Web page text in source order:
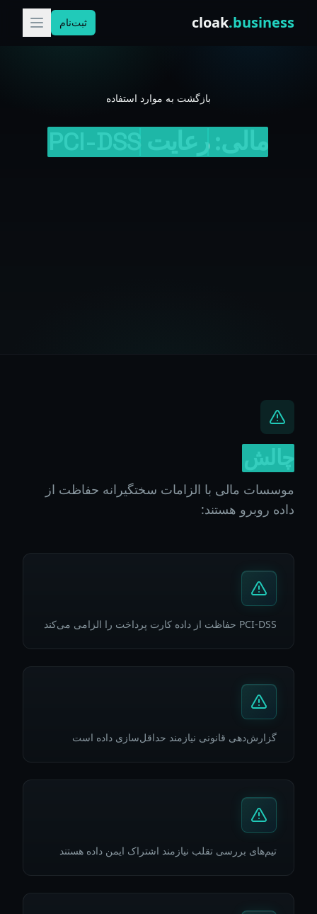
cloak.business ثبت‌نام
بازگشت به موارد استفاده
رعایت
موسسات مالی با الزامات سختگیرانه حفاظت از
داده روبرو هستند:
PCI-DSS حفاظت از داده کارت پرداخت را الزامی می‌کند
گزارش‌دهی قانونی نیازمند حداقل‌سازی داده است
تیم‌های بررسی تقلب نیازمند اشتراک ایمن داده هستند